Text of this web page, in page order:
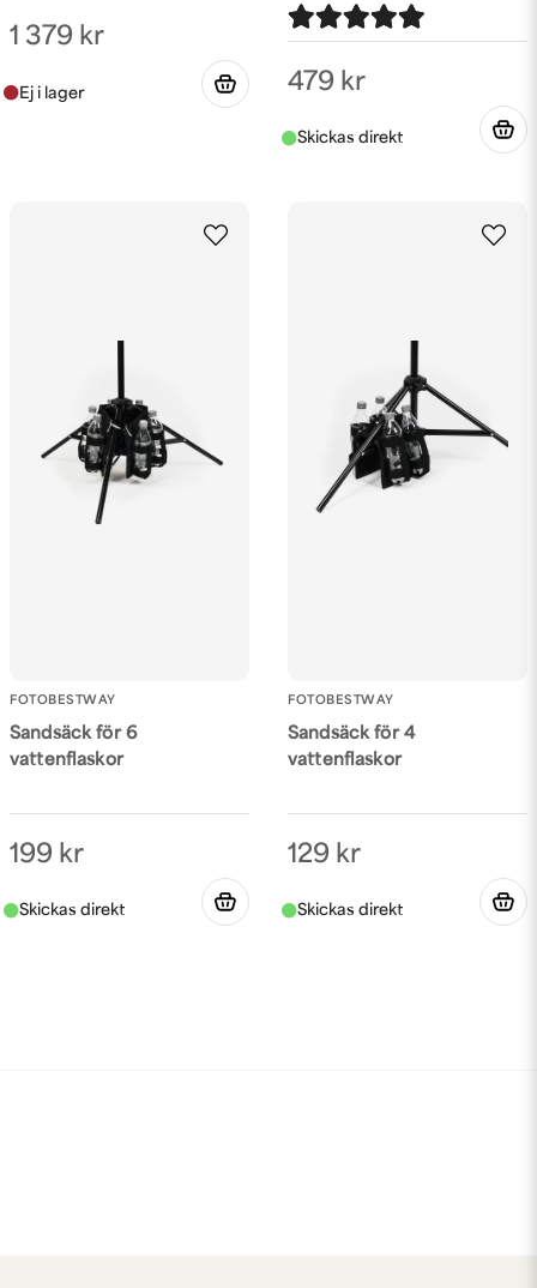
1 379 kr
479 kr
FOTOBESTWAY
Sandsäck för 6
vattenflaskor
199 kr
FOTOBESTWAY
Sandsäck för 4
vattenflaskor
129 kr